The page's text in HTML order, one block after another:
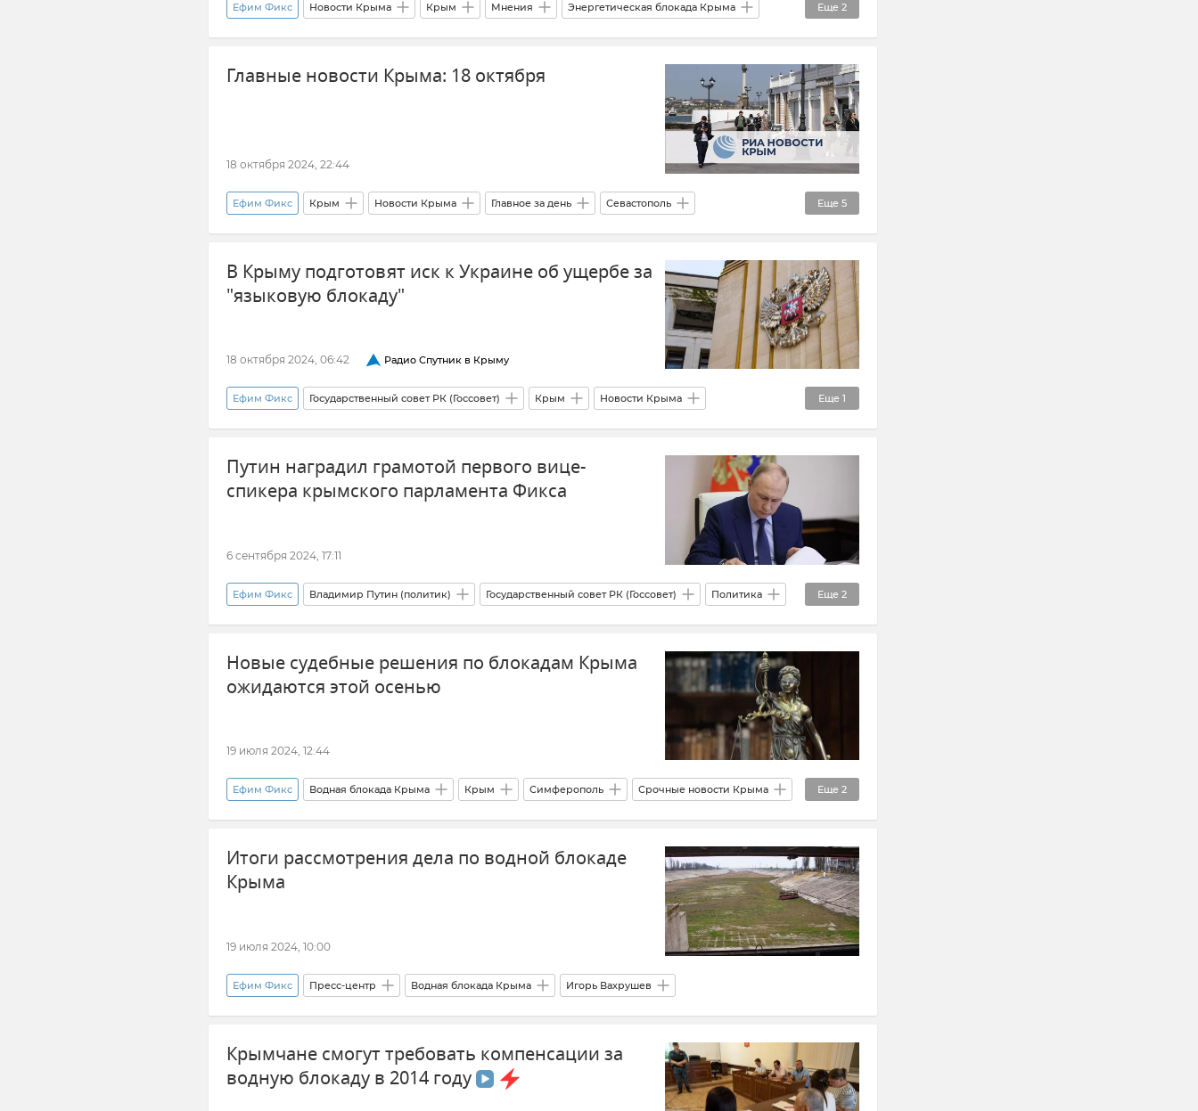
Еще 2
Ефим Фикс Новости Крыма Крым Мнения Энергетическая блокада Крыма
Россия Украина
Главные новости Крыма: 18 октября
18 октября 2024, 22:44
Еще 5
Ефим Фикс Крым Новости Крыма Главное за день Севастополь
Происшествия Задержание в Крыму агента СБУ Благоустройство
Набережные Крыма Сергей Аксенов
В Крыму подготовят иск к Украине об ущербе за
"языковую блокаду"
18 октября 2024, 06:42 Радио Спутник в Крыму
Еще 1
Ефим Фикс Государственный совет РК (Госсовет) Крым Новости Крыма
Русский язык
Путин наградил грамотой первого вице-
спикера крымского парламента Фикса
6 сентября 2024, 17:11
Еще 2
Ефим Фикс Владимир Путин (политик) Государственный совет РК (Госсовет) Политика
Крым Новости Крыма
Новые судебные решения по блокадам Крыма
ожидаются этой осенью
19 июля 2024, 12:44
Еще 2
Ефим Фикс Водная блокада Крыма Крым Симферополь Срочные новости Крыма
Украина Закон и право
Итоги рассмотрения дела по водной блокаде
Крыма
19 июля 2024, 10:00
Ефим Фикс Пресс-центр Водная блокада Крыма Игорь Вахрушев
Крымчане смогут требовать компенсации за
водную блокаду в 2014 году